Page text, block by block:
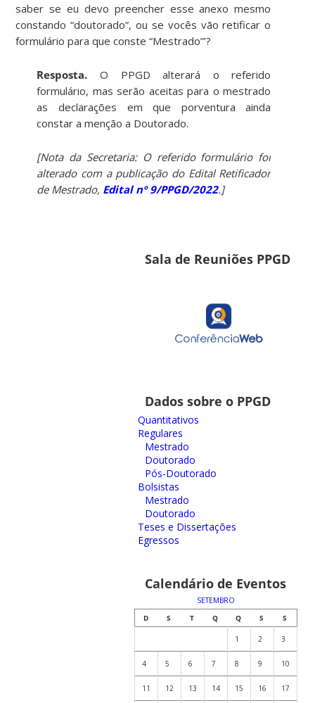
saber se eu devo preencher esse anexo mesmo
constando “doutorado”, ou se vocês vão retificar o
formulário para que conste “Mestrado”’?
Resposta. O PPGD alterará o referido
formulário, mas serão aceitas para o mestrado
as declarações em que porventura ainda
constar a menção a Doutorado.
[Nota da Secretaria: O referido formulário foi
alterado com a publicação do Edital Retificador
de Mestrado, Edital nº 9/PPGD/2022.]
Sala de Reuniões PPGD
Dados sobre o PPGD
Quantitativos
Regulares
Mestrado
Doutorado
Pós-Doutorado
Bolsistas
Mestrado
Doutorado
Teses e Dissertações
Egressos
Calendário de Eventos
SETEMBRO
D
S T Q Q S S
1 2 3
4 5 6 7 8 9 10
11 12 13 14 15 16 17